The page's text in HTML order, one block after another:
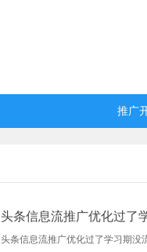
推广
头条信息流推广优化过了
头条信息流推广优化过了学习期没